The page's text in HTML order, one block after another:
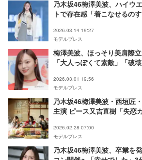
乃木坂46梅澤美波、ハイウ
トで存在感「着こなせるの
2026.03.14 19:27
モデルプレス
梅澤美波、ほっそり美肩際
「大人っぽくて素敵」「破
2026.03.01 19:56
モデルプレス
乃木坂46梅澤美波・西垣匠
主演 ピース又吉直樹「失恋
2026.02.28 07:00
モデルプレス
乃木坂46梅澤美波、卒業を